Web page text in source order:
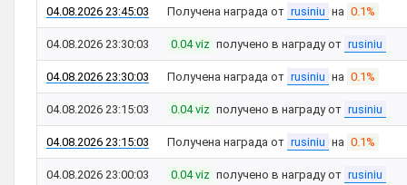
04.08.2026 23:45:03 Получена награда от rusiniu на 0.1%
04.08.2026 23:30:03 0.04 viz получено в награду от rusiniu
04.08.2026 23:30:03 Получена награда от rusiniu на 0.1%
04.08.2026 23:15:03 0.04 viz получено в награду от rusiniu
04.08.2026 23:15:03 Получена награда от rusiniu на 0.1%
04.08.2026 23:00:03 0.04 viz получено в награду от rusiniu